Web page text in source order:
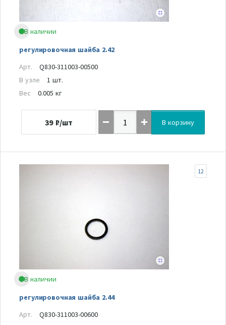
В наличии
регулировочная шайба 2.42
Арт.
Q830-311003-00500
В узле
1 шт.
Вес
0.005 кг
39 ₽/шт В корзину
В наличии
регулировочная шайба 2.44
12
Арт.
Q830-311003-00600